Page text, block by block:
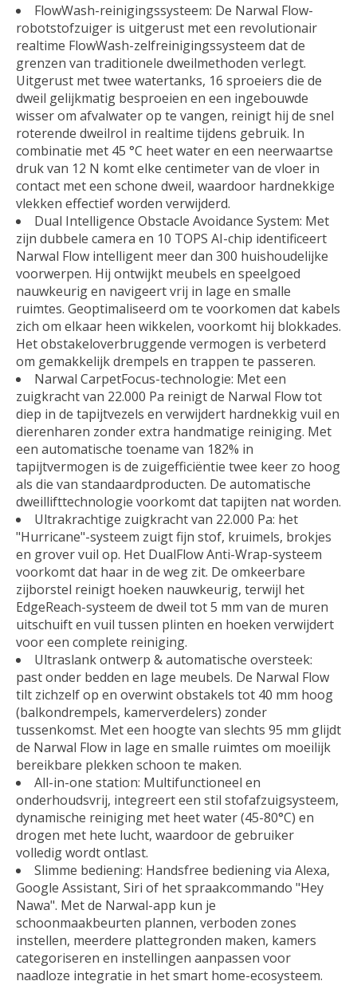
FlowWash-reinigingssysteem: De Narwal Flow-
robotstofzuiger is uitgerust met een revolutionair
realtime FlowWash-zelfreinigingssysteem dat de
grenzen van traditionele dweilmethoden verlegt.
Uitgerust met twee watertanks, 16 sproeiers die de
dweil gelijkmatig besproeien en een ingebouwde
wisser om afvalwater op te vangen, reinigt hij de snel
roterende dweilrol in realtime tijdens gebruik. In
combinatie met 45 °C heet water en een neerwaartse
druk van 12 N komt elke centimeter van de vloer in
contact met een schone dweil, waardoor hardnekkige
vlekken effectief worden verwijderd.
Dual Intelligence Obstacle Avoidance System: Met
zijn dubbele camera en 10 TOPS AI-chip identificeert
Narwal Flow intelligent meer dan 300 huishoudelijke
voorwerpen. Hij ontwijkt meubels en speelgoed
nauwkeurig en navigeert vrij in lage en smalle
ruimtes. Geoptimaliseerd om te voorkomen dat kabels
zich om elkaar heen wikkelen, voorkomt hij blokkades.
Het obstakeloverbruggende vermogen is verbeterd
om gemakkelijk drempels en trappen te passeren.
Narwal CarpetFocus-technologie: Met een
zuigkracht van 22.000 Pa reinigt de Narwal Flow tot
diep in de tapijtvezels en verwijdert hardnekkig vuil en
dierenharen zonder extra handmatige reiniging. Met
een automatische toename van 182% in
tapijtvermogen is de zuigefficiëntie twee keer zo hoog
als die van standaardproducten. De automatische
dweillifttechnologie voorkomt dat tapijten nat worden.
Ultrakrachtige zuigkracht van 22.000 Pa: het
"Hurricane"-systeem zuigt fijn stof, kruimels, brokjes
en grover vuil op. Het DualFlow Anti-Wrap-systeem
voorkomt dat haar in de weg zit. De omkeerbare
zijborstel reinigt hoeken nauwkeurig, terwijl het
EdgeReach-systeem de dweil tot 5 mm van de muren
uitschuift en vuil tussen plinten en hoeken verwijdert
voor een complete reiniging.
Ultraslank ontwerp & automatische oversteek:
past onder bedden en lage meubels. De Narwal Flow
tilt zichzelf op en overwint obstakels tot 40 mm hoog
(balkondrempels, kamerverdelers) zonder
tussenkomst. Met een hoogte van slechts 95 mm glijdt
de Narwal Flow in lage en smalle ruimtes om moeilijk
bereikbare plekken schoon te maken.
All-in-one station: Multifunctioneel en
onderhoudsvrij, integreert een stil stofafzuigsysteem,
dynamische reiniging met heet water (45-80°C) en
drogen met hete lucht, waardoor de gebruiker
volledig wordt ontlast.
Slimme bediening: Handsfree bediening via Alexa,
Google Assistant, Siri of het spraakcommando "Hey
Nawa". Met de Narwal-app kun je
schoonmaakbeurten plannen, verboden zones
instellen, meerdere plattegronden maken, kamers
categoriseren en instellingen aanpassen voor
naadloze integratie in het smart home-ecosysteem.